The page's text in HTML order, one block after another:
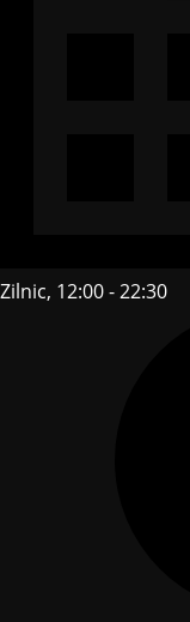
Zilnic, 12:00 - 22:30